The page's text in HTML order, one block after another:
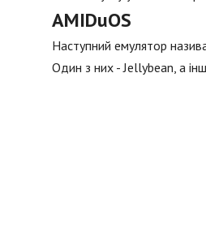
AMIDuOS
Наступний емулятор
Один з них - Jellybean, а